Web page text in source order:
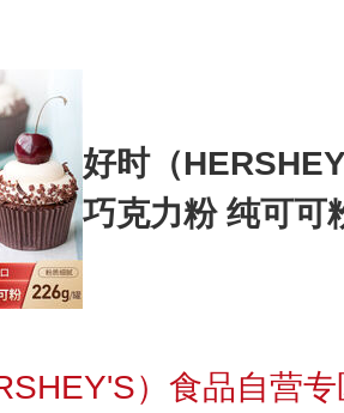
好时（
巧克力粉 纯可可
）食品自营专